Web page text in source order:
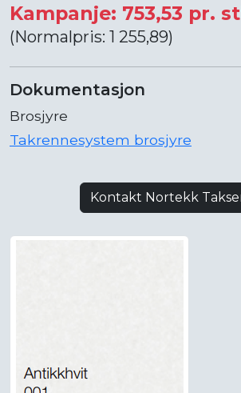
Kampanje: 753,53 pr.
(Normalpris: 1 255,89)
Dokumentasjon
Brosjyre
Takrennesystem brosjyre
Kontakt Nortekk